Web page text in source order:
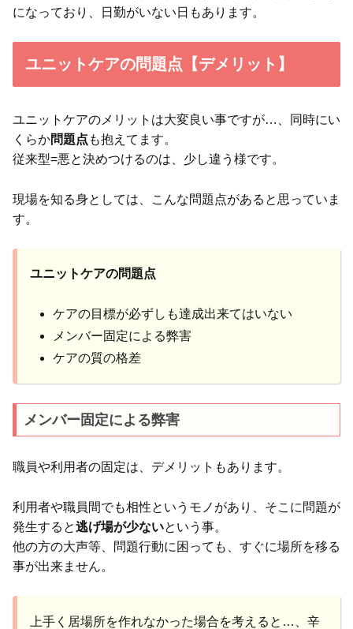
になっており、日勤がいない日もあります。
ユニットケアの問題点【デメリット】
ユニットケアのメリットは大変良い事ですが…、同時にい
くらか問題点 も抱えてます。
従来型=悪と決めつけるのは、少し違う様です。
現場を知る身としては、こんな問題点があると思っていま
す。
ユニットケアの問題点
ケアの目標が必ずしも達成出来てはいない
メンバー固定による弊害
ケアの質の格差
メンバー固定による弊害
職員や利用者の固定は、デメリットもあります。
利用者や職員間でも相性というモノがあり、そこに問題が
発生すると逃げ場が少ないという事。
他の方の大声等、問題行動に困っても、すぐに場所を移る
事が出来ません。
上手く居場所を作れなかった場合を考えると…、辛